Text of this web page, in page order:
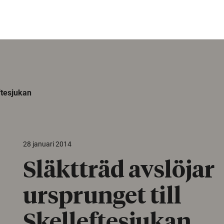
28 januari 2014
Släktträd avslöjar
ursprunget till